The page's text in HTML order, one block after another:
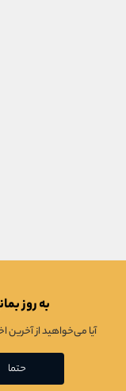
به روز
آیا می‌خواهید از آخرین
حتما